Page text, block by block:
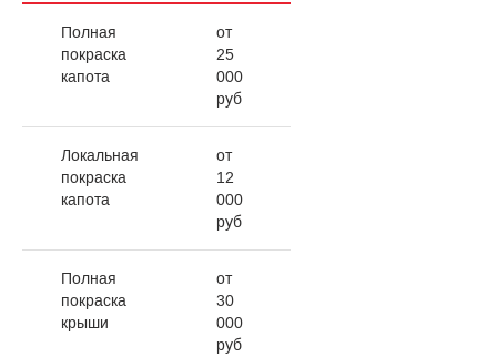
Полная
покраска
капота
от
25
000
руб
Локальная
покраска
капота
от
12
000
руб
Полная
покраска
крыши
от
30
000
руб